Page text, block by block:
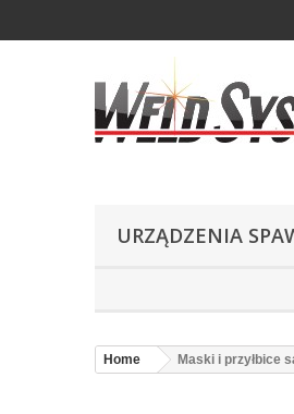
URZĄDZENIA
Home Maski i przyłbice